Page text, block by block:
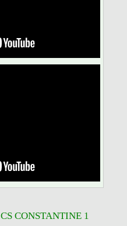
CS CONSTANTINE 1